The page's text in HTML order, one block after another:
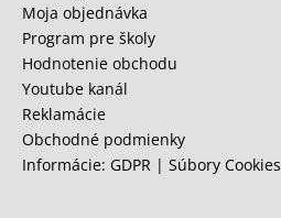
Moja objednávka
Program pre školy
Hodnotenie obchodu
Youtube kanál
Reklamácie
Obchodné podmienky
Informácie: GDPR | Súbory Cookies